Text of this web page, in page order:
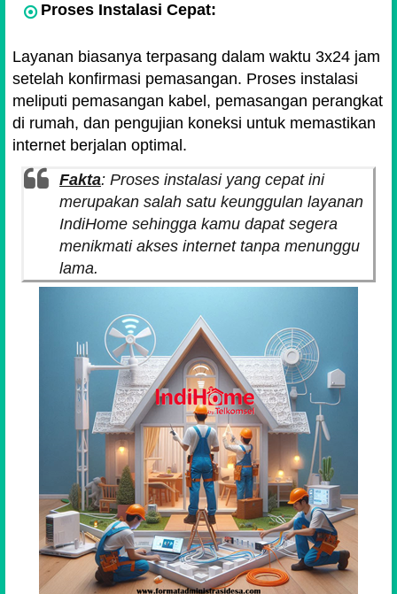
Proses Instalasi Cepat:
Layanan biasanya terpasang dalam waktu 3x24 jam
setelah konfirmasi pemasangan. Proses instalasi
meliputi pemasangan kabel, pemasangan perangkat
di rumah, dan pengujian koneksi untuk memastikan
internet berjalan optimal.
Fakta: Proses instalasi yang cepat ini
merupakan salah satu keunggulan layanan
IndiHome sehingga kamu dapat segera
menikmati akses internet tanpa menunggu
lama.